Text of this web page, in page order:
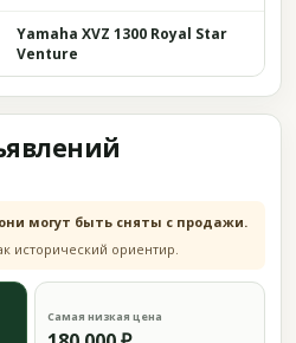
Yamaha XVZ 1300 Royal Star
Venture
могут быть сняты с продажи.
исторический ориентир.
Самая низкая цена